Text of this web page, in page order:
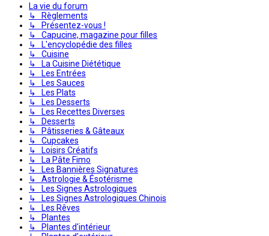
La vie du forum
↳ Règlements
↳ Présentez-vous !
↳ Capucine, magazine pour filles
↳ L'encyclopédie des filles
↳ Cuisine
↳ La Cuisine Diététique
↳ Les Entrées
↳ Les Sauces
↳ Les Plats
↳ Les Desserts
↳ Les Recettes Diverses
↳ Desserts
↳ Pâtisseries & Gâteaux
↳ Cupcakes
↳ Loisirs Créatifs
↳ La Pâte Fimo
↳ Les Bannières Signatures
↳ Astrologie & Ésotérisme
↳ Les Signes Astrologiques
↳ Les Signes Astrologiques Chinois
↳ Les Rêves
↳ Plantes
↳ Plantes d'intérieur